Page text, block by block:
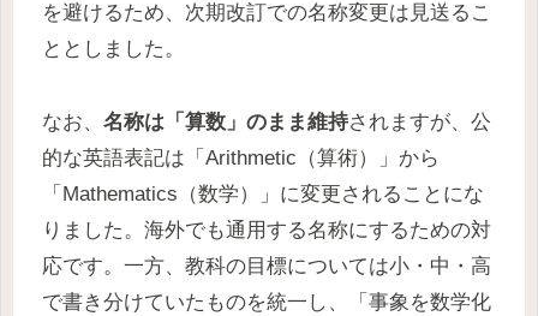
を避けるため、次期改訂での名称変更は見送るこ
ととしました。
なお、 名称は「算数」のまま維持されますが、公
的な英語表記は「Arithmetic（算術）」から
「Mathematics（数学）」に変更されることにな
りました。海外でも通用する名称にするための対
応です。一方、教科の目標については小・中・高
で書き分けていたものを統一し、「事象を数学化